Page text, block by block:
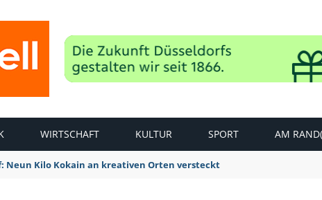
WIRTSCHAFT KULTUR SPORT AM
Neun Kilo Kokain an kreativen Orten versteckt